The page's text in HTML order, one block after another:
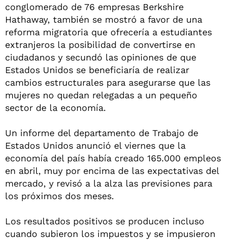
conglomerado de 76 empresas Berkshire
Hathaway, también se mostró a favor de una
reforma migratoria que ofrecería a estudiantes
extranjeros la posibilidad de convertirse en
ciudadanos y secundó las opiniones de que
Estados Unidos se beneficiaría de realizar
cambios estructurales para asegurarse que las
mujeres no quedan relegadas a un pequeño
sector de la economía.
Un informe del departamento de Trabajo de
Estados Unidos anunció el viernes que la
economía del país había creado 165.000 empleos
en abril, muy por encima de las expectativas del
mercado, y revisó a la alza las previsiones para
los próximos dos meses.
Los resultados positivos se producen incluso
cuando subieron los impuestos y se impusieron